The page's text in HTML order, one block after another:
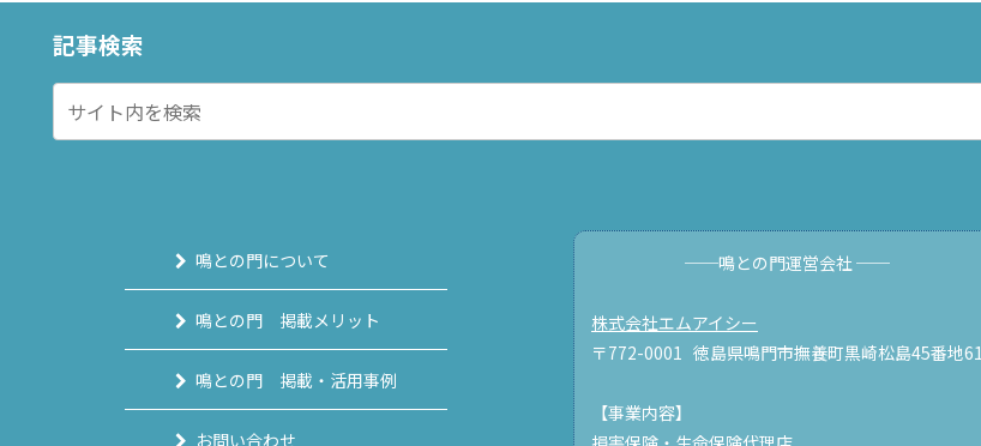
記事検索
鳴との門について
鳴との門 掲載メリット
鳴との門 掲載・活用事例
お問い合わせ
──鳴との門運営会社 ──
株式会社エムアイシー
〒772-0001 徳島県鳴門市撫養町黒崎松島45番地61
【事業内容】